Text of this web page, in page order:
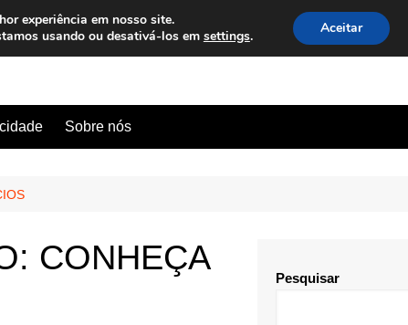
Sobre nós
CONHEÇA
Pesquisar
experiência em nosso site.
usando ou desativá-los em settings. Aceitar